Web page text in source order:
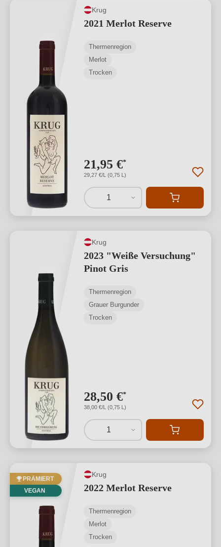
Krug
2021 Merlot Reserve
Thermenregion
Merlot
Trocken
21,95 €*
29,27 €/L (0,75 L)
1
Krug
2023 "Weiße Versuchung"
Pinot Gris
Thermenregion
Grauer Burgunder
Trocken
28,50 €*
38,00 €/L (0,75 L)
1
PRÄMIERT
VEGAN
Krug
2022 Merlot Reserve
Thermenregion
Merlot
Trocken